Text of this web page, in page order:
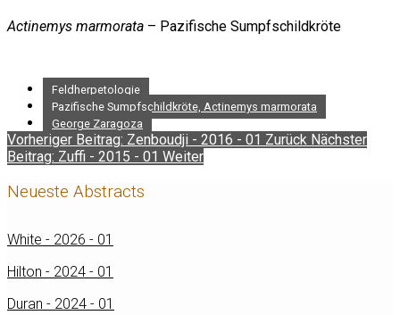
Actinemys marmorata – Pazifische Sumpfschildkröte
Feldherpetologie
Pazifische Sumpfschildkröte, Actinemys marmorata
George Zaragoza
Vorheriger Beitrag: Zenboudji - 2016 - 01 Zurück Nächster
Beitrag: Zuffi - 2015 - 01 Weiter
Neueste Abstracts
White - 2026 - 01
Hilton - 2024 - 01
Duran - 2024 - 01